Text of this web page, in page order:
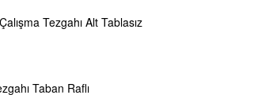
Tezgahı Alt Tablasız
Taban Raflı